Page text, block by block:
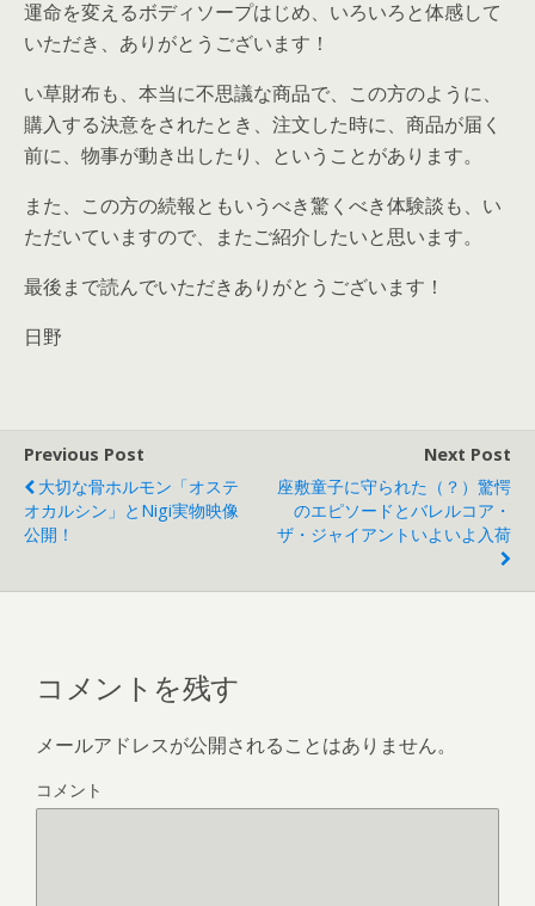
運命を変えるボディソープはじめ、いろいろと体感して
いただき、ありがとうございます！
い草財布も、本当に不思議な商品で、この方のように、
購入する決意をされたとき、注文した時に、商品が届く
前に、物事が動き出したり、ということがあります。
また、この方の続報ともいうべき驚くべき体験談も、い
ただいていますので、またご紹介したいと思います。
最後まで読んでいただきありがとうございます！
日野
Previous Post
大切な骨ホルモン「オステ
オカルシン」とNigi実物映像
公開！
Next Post
座敷童子に守られた（？）驚愕
のエピソードとバレルコア・
ザ・ジャイアントいよいよ入荷
コメントを残す
メールアドレスが公開されることはありません。
コメント